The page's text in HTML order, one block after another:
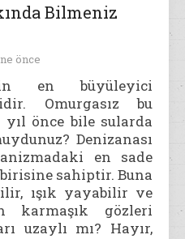
Bilmeniz
önce
en büyüleyici
Omurgasız bu
önce bile sularda
Denizanası
en sade
sahiptir. Buna
ışık yayabilir ve
karmaşık gözleri
uzaylı mı? Hayır,